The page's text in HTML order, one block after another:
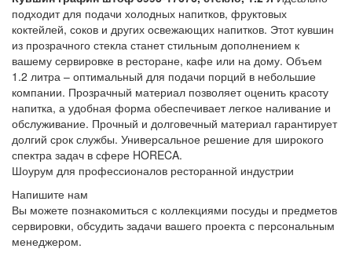
подходит для подачи холодных напитков, фруктовых
коктейлей, соков и других освежающих напитков. Этот кувшин
из прозрачного стекла станет стильным дополнением к
вашему сервировке в ресторане, кафе или на дому. Объем
1.2 литра – оптимальный для подачи порций в небольшие
компании. Прозрачный материал позволяет оценить красоту
напитка, а удобная форма обеспечивает легкое наливание и
обслуживание. Прочный и долговечный материал гарантирует
долгий срок службы. Универсальное решение для широкого
спектра задач в сфере HORECA.
Шоурум для профессионалов ресторанной индустрии
Напишите нам
Вы можете познакомиться с коллекциями посуды и предметов
сервировки, обсудить задачи вашего проекта с персональным
менеджером.